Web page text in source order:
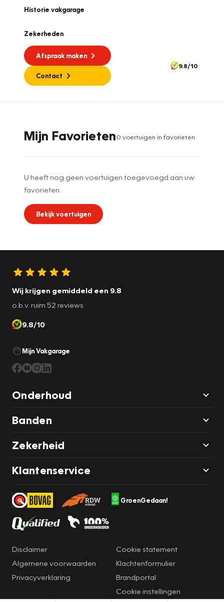
Historie vakgarage
Zekerheden
Afspraak maken
Contact
9.8/10
Mijn Favorieten0 voertuigen in favorieten
U heeft nog geen voertuigen toegevoegd aan uw
favorieten.
Bekijk voertuigen
Wij krijgen gemiddeld een 9.8
o.b.v. ruim 52 reviews
9.8/10
Mijn Vakgarage
Onderhoud
Banden
Zekerheid
Klantenservice
GroenGedaan!
Disclaimer
Algemene voorwaarden
Privacyverklaring
Cookie statement
Klachtenformulier
Brandportal
Cookie instellingen